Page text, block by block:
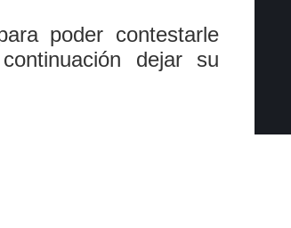
poder contestarle
dejar su